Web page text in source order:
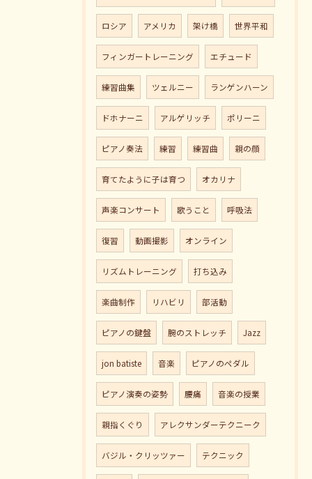
ロシア アメリカ 架け橋 世界平和
フィンガートレーニング エチュード
練習曲集 ツェルニー ランゲンハーン
ドホナーニ アルゲリッチ ポリーニ
ピアノ奏法 練習 練習曲 親の顔
育てたように子は育つ オカリナ
声楽コンサート 歌うこと 呼吸法
復習 動画撮影 オンライン
リズムトレーニング 打ち込み
楽曲制作 リハビリ 部活動
ピアノの鍵盤 腕のストレッチ Jazz
jon batiste 音楽 ピアノのペダル
ピアノ演奏の姿勢 腰痛 音楽の授業
親指くぐり アレクサンダーテクニーク
バジル・クリッツァー テクニック